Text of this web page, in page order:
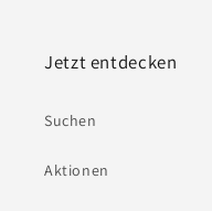
Jetzt entdecken
Suchen
Aktionen